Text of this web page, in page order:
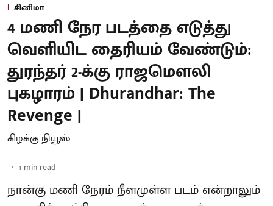
சினிமா
4 மணி நேர படத்தை எடுத்து
வெளியிட தைரியம் வேண்டும்:
துரந்தர் 2-க்கு ராஜமௌலி
புகழாரம் | Dhurandhar: The
Revenge |
கிழக்கு நியூஸ்
1 min read
நான்கு மணி நேரம் நீளமுள்ள படம் என்றாலும்